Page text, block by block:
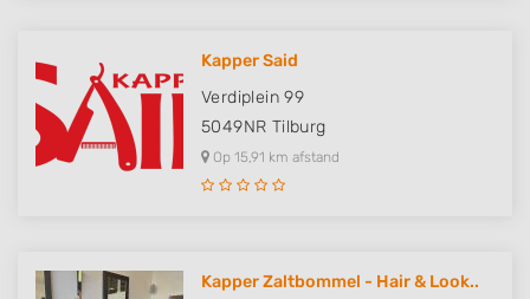
Kapper Said
Verdiplein 99
5049NR Tilburg
Op 15,91 km afstand
Kapper Zaltbommel - Hair & Look..